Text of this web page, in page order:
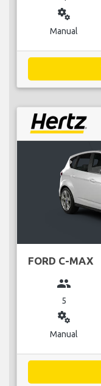
miscellaneous_services
Manual
FORD C-MAX
group
5
miscellaneous_services
Manual